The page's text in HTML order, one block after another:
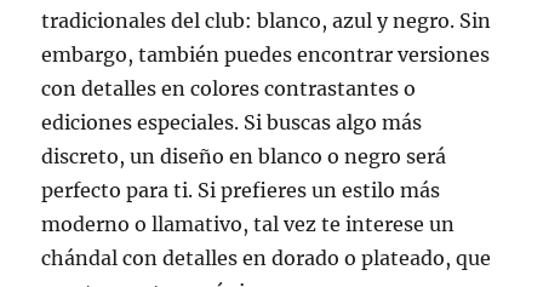
tradicionales del club: blanco, azul y negro. Sin
embargo, también puedes encontrar versiones
con detalles en colores contrastantes o
ediciones especiales. Si buscas algo más
discreto, un diseño en blanco o negro será
perfecto para ti. Si prefieres un estilo más
moderno o llamativo, tal vez te interese un
chándal con detalles en dorado o plateado, que